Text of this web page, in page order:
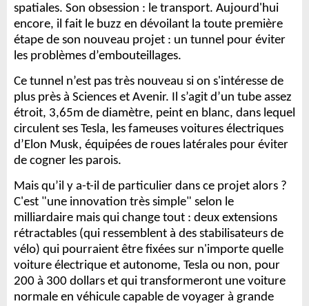
spatiales. Son obsession : le transport. Aujourd'hui
encore, il fait le buzz en dévoilant la toute première
étape de son nouveau projet : un tunnel pour éviter
les problèmes d’embouteillages.
Ce tunnel n’est pas très nouveau si on s'intéresse de
plus près à Sciences et Avenir. Il s’agit d’un tube assez
étroit, 3,65m de diamètre, peint en blanc, dans lequel
circulent ses Tesla, les fameuses voitures électriques
d’Elon Musk, équipées de roues latérales pour éviter
de cogner les parois.
Mais qu’il y a-t-il de particulier dans ce projet alors ?
C'est "une innovation très simple" selon le
milliardaire mais qui change tout : deux extensions
rétractables (qui ressemblent à des stabilisateurs de
vélo) qui pourraient être fixées sur n'importe quelle
voiture électrique et autonome, Tesla ou non, pour
200 à 300 dollars et qui transformeront une voiture
normale en véhicule capable de voyager à grande